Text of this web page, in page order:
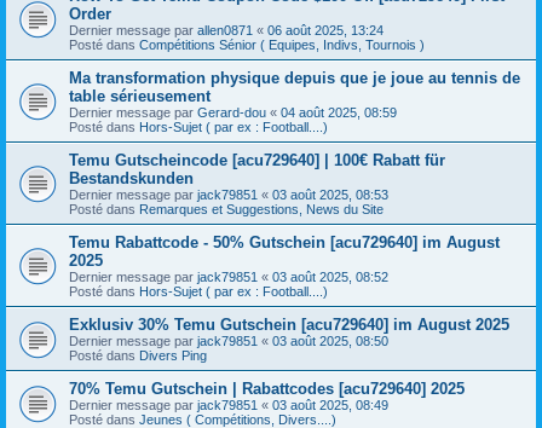
Order
Dernier message par allen0871 « 06 août 2025, 13:24
Posté dans Compétitions Sénior ( Equipes, Indivs, Tournois )
Ma transformation physique depuis que je joue au tennis de
table sérieusement
Dernier message par Gerard-dou « 04 août 2025, 08:59
Posté dans Hors-Sujet ( par ex : Football....)
Temu Gutscheincode [acu729640] | 100€ Rabatt für
Bestandskunden
Dernier message par jack79851 « 03 août 2025, 08:53
Posté dans Remarques et Suggestions, News du Site
Temu Rabattcode - 50% Gutschein [acu729640] im August
2025
Dernier message par jack79851 « 03 août 2025, 08:52
Posté dans Hors-Sujet ( par ex : Football....)
Exklusiv 30% Temu Gutschein [acu729640] im August 2025
Dernier message par jack79851 « 03 août 2025, 08:50
Posté dans Divers Ping
70% Temu Gutschein | Rabattcodes [acu729640] 2025
Dernier message par jack79851 « 03 août 2025, 08:49
Posté dans Jeunes ( Compétitions, Divers....)